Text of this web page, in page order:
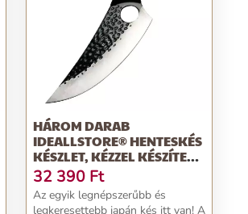
HÁROM DARAB
IDEALLSTORE® HENTESKÉS
KÉSZLET, KÉZZEL KÉSZÍTETT,
27...
32 390 Ft
Az egyik legnépszerűbb és
legkeresettebb japán kés itt van! A